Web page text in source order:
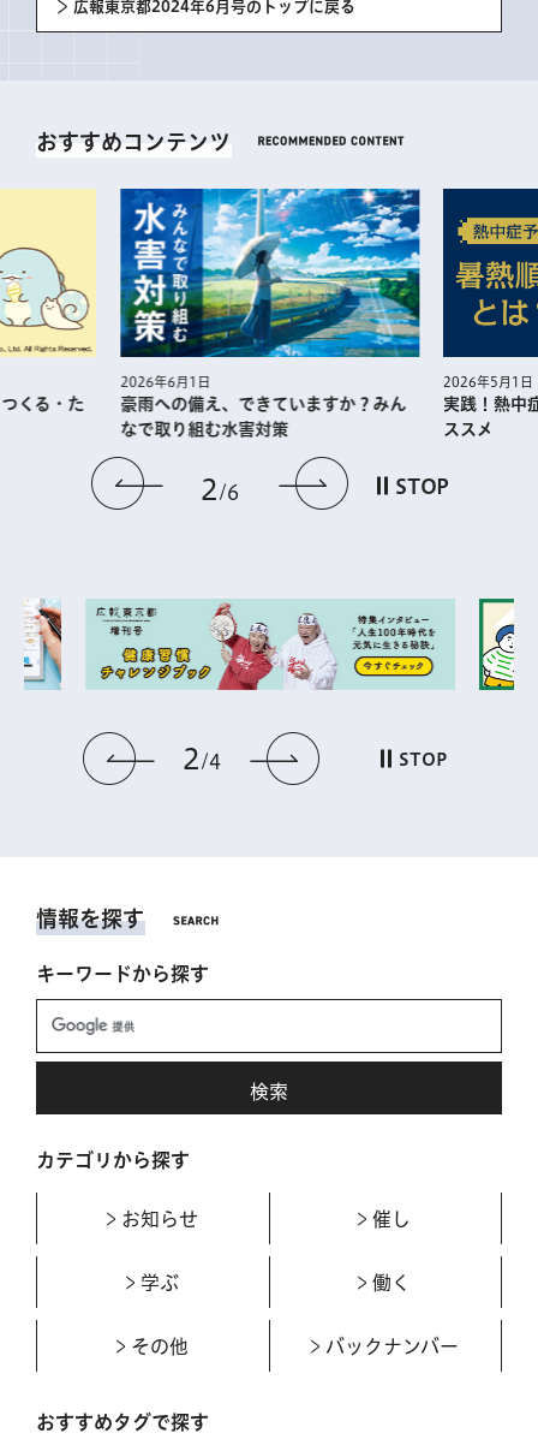
広報東京都2024年6月号のトップに戻る
おすすめコンテンツ
前のスライドを表示
2 6 次のスライドを
STOP
くる・た
2026年6月1日
豪雨への備え、できていますか？みん
なで取り組む水害対策
2026年5月1日
実践！熱中
ススメ
前のスライドを表示
2 4 次のスライドを表
STOP
情報を探す
キーワードから探す
カテゴリから探す
お知らせ 催し
学ぶ 働く
その他 バックナンバー
おすすめタグで探す